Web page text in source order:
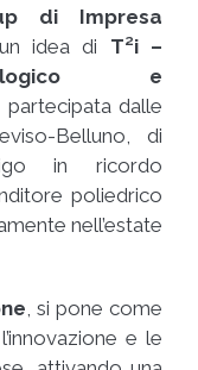
di Impresa
idea di T²i –
e
dalle
Belluno, di
in ricordo
poliedrico
nell’estate
, si pone come
e le